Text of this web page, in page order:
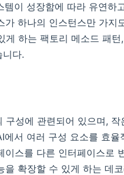
이 성장함에 따라 유연하
하나의 인스턴스만 가지
게 하는 팩토리 메소드 패
다.
구성에 관련되어 있으며,
서 여러 구성 요소를 효
이스를 다른 인터페이스로
확장할 수 있게 하는 데